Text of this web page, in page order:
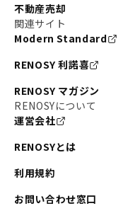
不動産売却
関連サイト
Modern Standard
RENOSY 利諾喜
RENOSY マガジン
RENOSYについて
運営会社
RENOSYとは
利用規約
お問い合わせ窓口